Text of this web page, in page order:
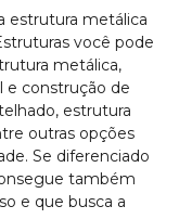
estrutura metálica
você pode
metálica,
e construção de
estrutura
outras opções
Se diferenciado
também
e que busca a